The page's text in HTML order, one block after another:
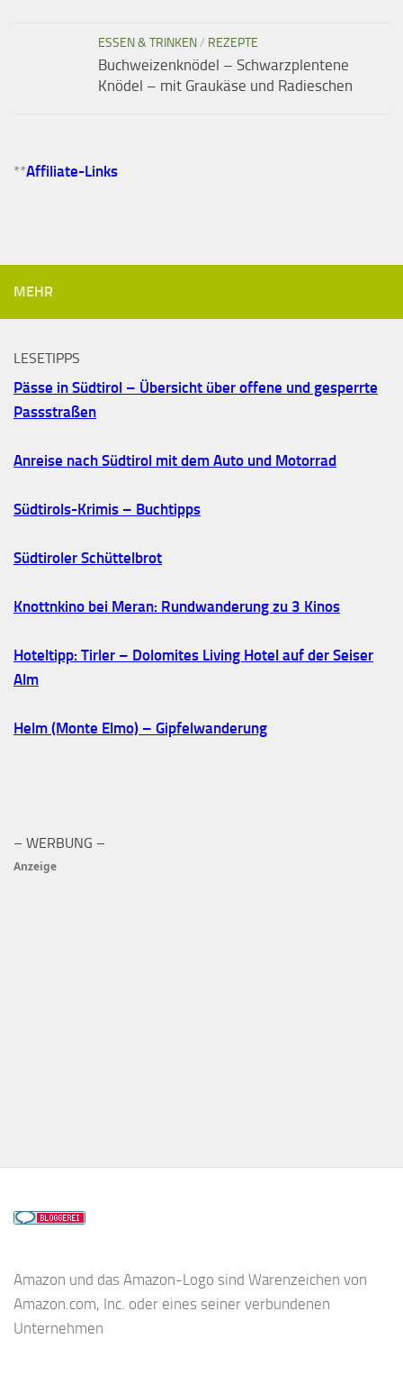
ESSEN & TRINKEN/ REZEPTE
Buchweizenknödel – Schwarzplentene
Knödel – mit Graukäse und Radieschen
**Affiliate-Links
MEHR
LESETIPPS
Pässe in Südtirol – Übersicht über offene und gesperrte
Passstraßen
Anreise nach Südtirol mit dem Auto und Motorrad
Südtirols-Krimis – Buchtipps
Südtiroler Schüttelbrot
Knottnkino bei Meran: Rundwanderung zu 3 Kinos
Hoteltipp: Tirler – Dolomites Living Hotel auf der Seiser
Alm
Helm (Monte Elmo) – Gipfelwanderung
– WERBUNG –
Anzeige
Amazon und das Amazon-Logo sind Warenzeichen von
Amazon.com, Inc. oder eines seiner verbundenen
Unternehmen